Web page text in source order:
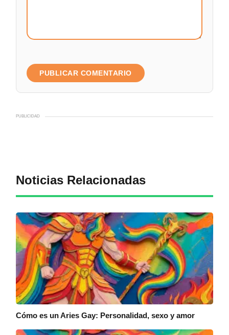
PUBLICIDAD
Noticias Relacionadas
Cómo es un Aries Gay: Personalidad, sexo y amor